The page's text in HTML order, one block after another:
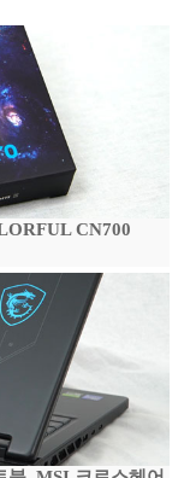
CN700